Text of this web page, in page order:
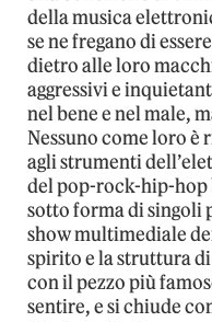
della musica
se ne fregano di
dietro alle loro
aggressivi e
nel bene e nel male,
Nessuno come loro
agli strumenti
del pop-rock-hip-
sotto forma di singoli
show multimediale
spirito e la struttura
con il pezzo più
sentire, e si chiude